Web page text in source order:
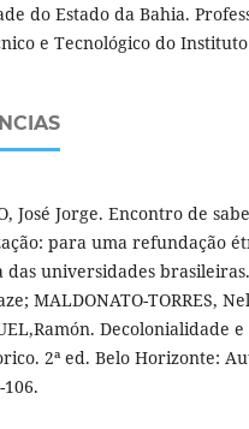
do Estado da Bahia.
e Tecnológico do
José Jorge. Encontro de
para uma refundação
das universidades
MALDONATO-TORRES,
Decolonialidade
2ª ed. Belo Horizonte:
106.